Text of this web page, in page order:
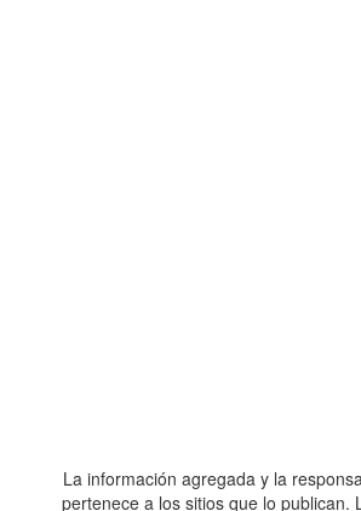
La información agregada y la
pertenece a los sitios que lo publican.